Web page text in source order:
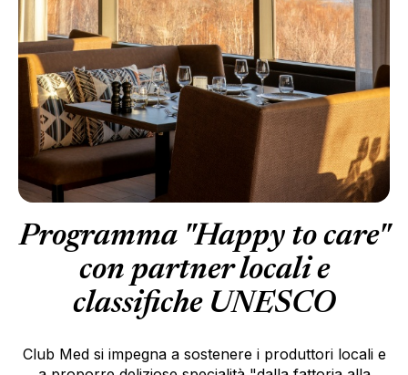
Programma "Happy to care"
con partner locali e
classifiche UNESCO
Club Med si impegna a sostenere i produttori locali e